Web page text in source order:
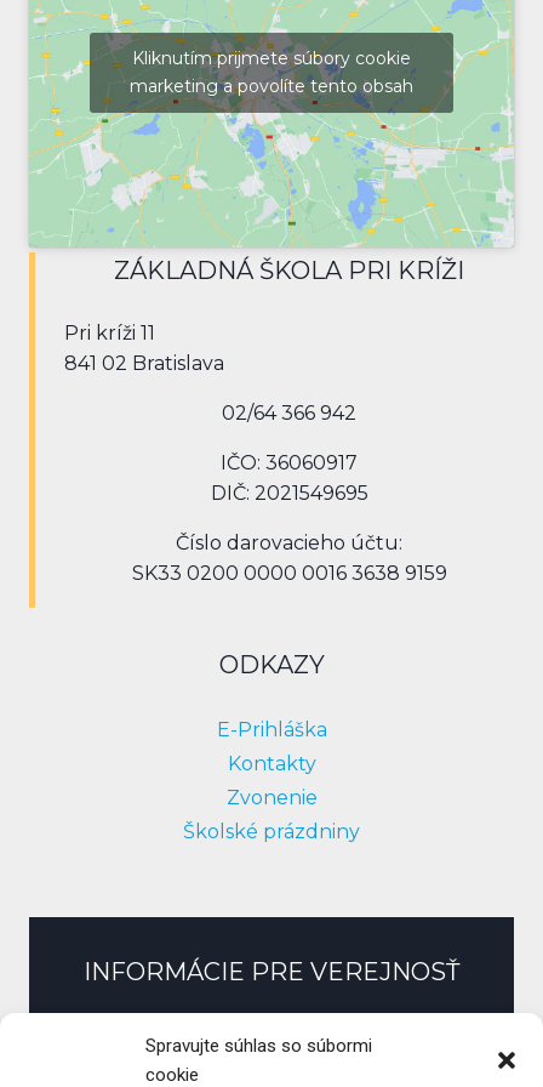
Spravujte súhlas so súbormi
cookie
Kliknutím prijmete súbory cookie
marketing a povolíte tento obsah
ZÁKLADNÁ ŠKOLA PRI KRÍŽI
Pri kríži 11
841 02 Bratislava
02/64 366 942
IČO: 36060917
DIČ: 2021549695
Číslo darovacieho účtu:
SK33 0200 0000 0016 3638 9159
ODKAZY
E-Prihláška
Kontakty
Zvonenie
Školské prázdniny
INFORMÁCIE PRE VEREJNOSŤ
Slobodný prístup k informáciám
Zmluvy, faktúry, objednávky